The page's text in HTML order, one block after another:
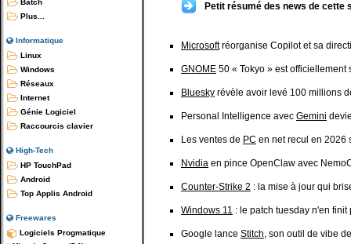
Batch
Plus...
Informatique
Linux
Windows
Réseaux
Internet
Génie Logiciel
Raccourcis clavier
High-Tech
HP TouchPad
Android
Top Applis Android
Freewares
Logiciels Progmatique
Petit résumé des news de cette
Microsoftréorganise Copilot et sa
GNOME 50 « Tokyo » est officiellement
Bluesky révèle avoir levé 100 millions
Personal Intelligence avec Gemini
Les ventes de PC en net recul en 2026
Nvidia en pince OpenClaw avec
Counter-Strike 2 : la mise à jour qui
Windows 11 : le patch tuesday n'en
Google lance Stitch, son outil de vibe